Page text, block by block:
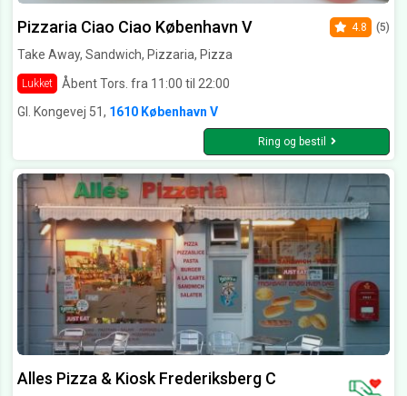
Pizzaria Ciao Ciao København V
Take Away, Sandwich, Pizzaria, Pizza
Lukket Åbent Tors. fra 11:00 til 22:00
4.8 (5)
Gl. Kongevej 51, 1610 København V
Ring og bestil
Alles Pizza & Kiosk Frederiksberg C